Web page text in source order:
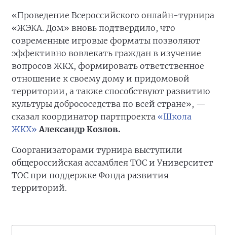
«Проведение Всероссийского онлайн-турнира
«ЖЭКА. Дом» вновь подтвердило, что
современные игровые форматы позволяют
эффективно вовлекать граждан в изучение
вопросов ЖКХ, формировать ответственное
отношение к своему дому и придомовой
территории, а также способствуют развитию
культуры добрососедства по всей стране», —
сказал координатор партпроекта «Школа
ЖКХ» Александр Козлов.
Соорганизаторами турнира выступили
общероссийская ассамблея ТОС и Университет
ТОС при поддержке Фонда развития
территорий.